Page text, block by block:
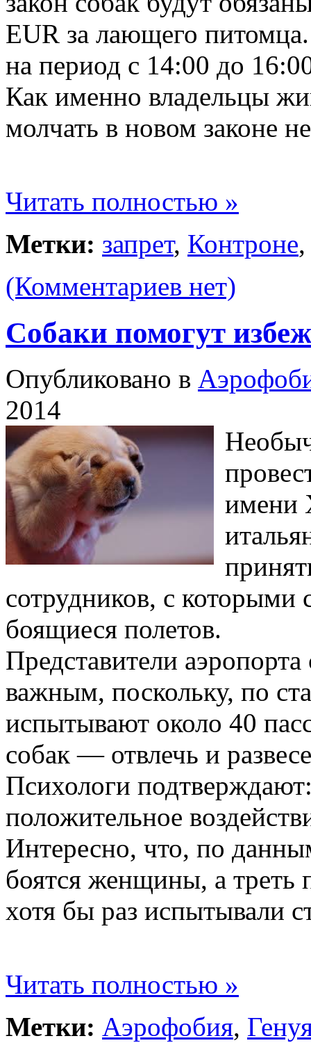
EUR за лающего
на период с 14:00 до
Как именно владельцы
молчать в новом законе
Читать полностью »
Метки: запрет, Контроне
(Комментариев нет)
Собаки помогут
Опубликовано в
2014
имени
сотрудников, с
боящиеся полетов.
Представители
важным, поскольку, по
испытывают около 40
собак — отвлечь и
Психологи
положительное
Интересно, что, по
боятся женщины, а треть
хотя бы раз испытывали
Читать полностью »
Метки: Аэрофобия,